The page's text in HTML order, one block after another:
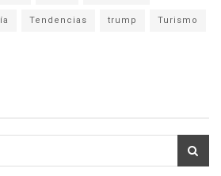
Tendencias trump Turismo